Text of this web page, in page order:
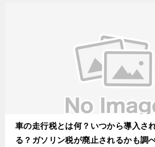
車の走行税とは何？いつから導入さ
る？ガソリン税が廃止されるかも調